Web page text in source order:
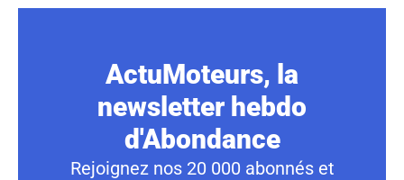
ActuMoteurs, la
newsletter hebdo
d'Abondance
Rejoignez nos 20 000 abonnés et